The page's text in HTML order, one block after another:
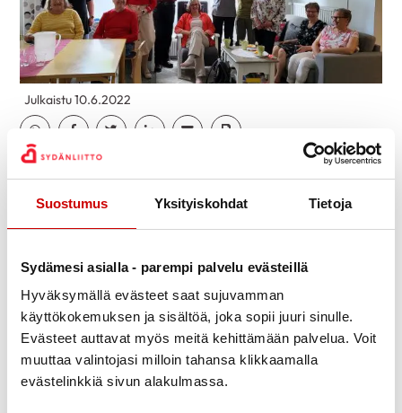
Suostumus Yksityiskohdat Tietoja
Sydämesi asialla - parempi palvelu evästeillä
Hyväksymällä evästeet saat sujuvamman
käyttökokemuksen ja sisältöä, joka sopii juuri sinulle.
Evästeet auttavat myös meitä kehittämään palvelua. Voit
muuttaa valintojasi milloin tahansa klikkaamalla
evästelinkkiä sivun alakulmassa.
Julkaistu 10.6.2022
Jaa Whatsapp
Jaa Facebook
Jaa TwitterJaa Linkedin
Jaa EmailJaa Print
Eilen tavattiin Sydäntuki-toiminnan
sairaalavertaistoimintaa tekevien kanssa.
Sairaalatukihenkilöt päivystävät pareittain kerran
10 sydän- ja diabetestukihenkilöä, jotka ovat
kuvassa.
Tukihenkilöt olivat kiitollisia mahdollisuudesta olla